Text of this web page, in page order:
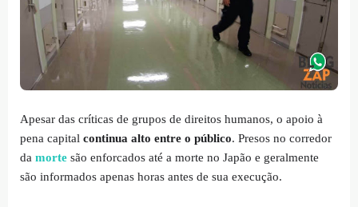
Apesar das críticas de grupos de direitos humanos, o apoio à
pena capital continua alto entre o público. Presos no corredor
da morte são enforcados até a morte no Japão e geralmente
são informados apenas horas antes de sua execução.